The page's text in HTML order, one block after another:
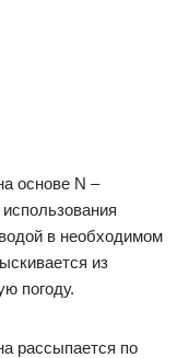
основе N –
в необходимом
из
погоду.
рассыпается по